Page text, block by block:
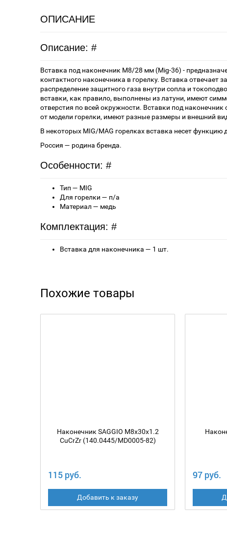
ОПИСАНИЕ
Описание: #
Вставка под наконечник M8/28 мм (Mig-36) -
контактного наконечника в горелку. Вставка отвечает
распределение защитного газа внутри сопла и
вставки, как правило, выполнены из латуни, имеют
отверстия по всей окружности. Вставки под наконечник
от модели горелки, имеют разные размеры и внешний
В некоторых MIG/MAG горелках вставка несет функцию
Россия — родина бренда.
Особенности: #
Тип — MIG
Для горелки — п/а
Материал — медь
Комплектация: #
Вставка для наконечника — 1 шт.
Похожие товары
Наконечник SAGGIO M8х30х1.2
CuCrZr (140.0445/MD0005-82)
115 руб.
Добавить к заказу
97 руб.